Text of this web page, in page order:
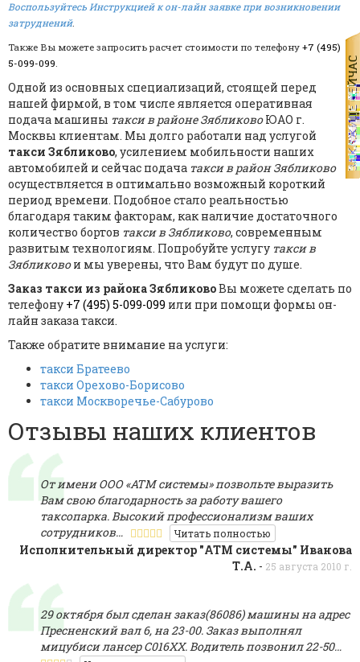
Воспользуйтесь Инструкцией к он-лайн заявке при возникновении
затруднений.
Также Вы можете запросить расчет стоимости по телефону +7 (495)
5-099-099.
Одной из основных специализаций, стоящей перед
нашей фирмой, в том числе является оперативная
подача машины такси в районе ЗябликовоЮАО г.
Москвы клиентам. Мы долго работали над услугой
такси Зябликово, усилением мобильности наших
автомобилей и сейчас подача такси в район Зябликово
осуществляется в оптимально возможный короткий
период времени. Подобное стало реальностью
благодаря таким факторам, как наличие достаточного
количество бортов такси в Зябликово, современным
развитым технологиям. Попробуйте услугу такси в
Зябликовои мы уверены, что Вам будут по душе.
Заказ такси из района ЗябликовоВы можете сделать по
телефону +7 (495) 5-099-099 или при помощи формы он-
лайн заказа такси.
Также обратите внимание на услуги:
такси Братеево
такси Орехово-Борисово
такси Москворечье-Сабурово
Отзывы наших клиентов
От имени ООО «АТМ системы» позвольте выразить
Вам свою благодарность за работу вашего
таксопарка. Высокий профессионализм ваших
сотрудников…
Читать полностью
Исполнительный директор "АТМ системы" Иванова
Т.А. - 25 августа 2010 г.
29 октября был сделан заказ(86086) машины на адрес
Пресненский вал 6, на 23-00. Заказ выполнял
мицубиси лансер С016ХХ. Водитель позвонил 22-50…